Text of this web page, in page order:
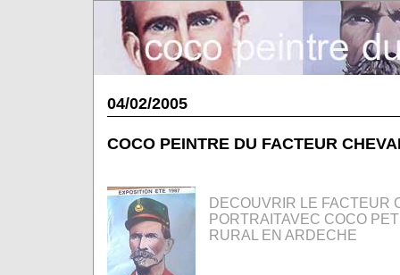
04/02/2005
COCO PEINTRE DU FACTEUR
DECOUVRIR LE FACTEUR
PORTRAITAVEC COCO
RURAL EN ARDECHE